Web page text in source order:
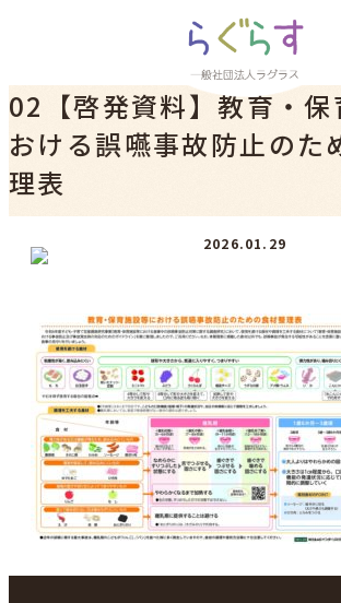
料金案内
新着情報
採用案内
お問い合わせ
02【啓発資料】教育・保
おける誤嚥事故防止のた
理表
2026.01.29